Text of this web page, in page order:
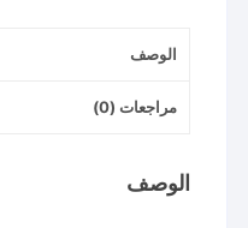
بول
Power
Transfer
Switch
الوصف
مراجعات (0)
الوصف